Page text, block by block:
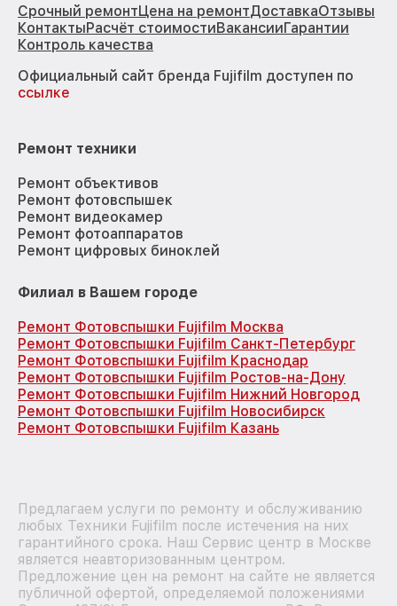
Срочный ремонтЦена на ремонтДоставкаОтзывы
КонтактыРасчёт стоимостиВакансииГарантии
Контроль качества
Официальный сайт бренда Fujifilm доступен по
ссылке
Ремонт техники
Ремонт объективов
Ремонт фотовспышек
Ремонт видеокамер
Ремонт фотоаппаратов
Ремонт цифровых биноклей
Филиал в Вашем городе
Ремонт Фотовспышки Fujifilm Москва
Ремонт Фотовспышки Fujifilm Санкт-Петербург
Ремонт Фотовспышки Fujifilm Краснодар
Ремонт Фотовспышки Fujifilm Ростов-на-Дону
Ремонт Фотовспышки Fujifilm Нижний Новгород
Ремонт Фотовспышки Fujifilm Новосибирск
Ремонт Фотовспышки Fujifilm Казань
Предлагаем услуги по ремонту и обслуживанию
любых Техники Fujifilm после истечения на них
гарантийного срока. Наш Сервис центр в Москве
является неавторизованным центром.
Предложение цен на ремонт на сайте не является
публичной офертой, определяемой положениями